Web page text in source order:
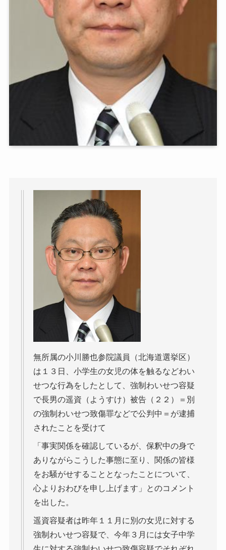
無所属の小川勝也参院議員（北海道選挙区）
は１３日、小学生の女児の体を触るなどわい
せつな行為をしたとして、強制わいせつ容疑
で長男の遥資（ようすけ）被告（２２）＝別
の強制わいせつ致傷罪などで公判中＝が逮捕
されたことを受けて
「事実関係を確認しているが、保釈中の身で
ありながらこうした事態に至り、関係の皆様
をお騒がせすることとなったことについて、
心よりおわびを申し上げます」とのコメント
を出した。
遥資容疑者は昨年１１月に別の女児に対する
強制わいせつ容疑で、今年３月には女子中学